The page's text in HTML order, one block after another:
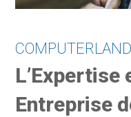
COMPUTERLAND
L’Expertise
Entreprise